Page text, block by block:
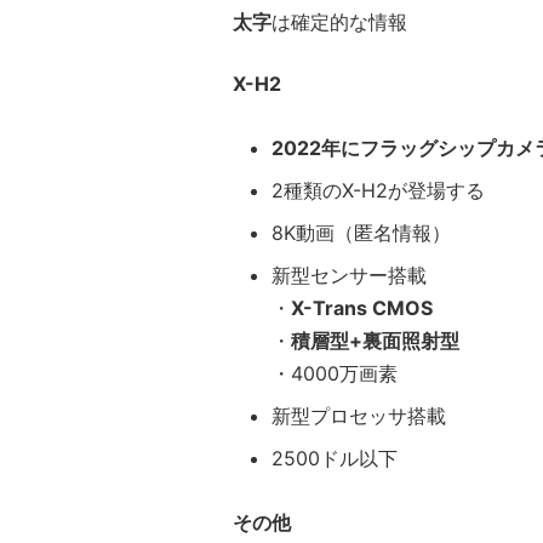
太字は確定的な情報
X-H2
2022年にフラッグシップカメ
2種類のX-H2が登場する
8K動画（匿名情報）
新型センサー搭載
・ X-Trans CMOS
・ 積層型+裏面照射型
・4000万画素
新型プロセッサ搭載
2500ドル以下
その他